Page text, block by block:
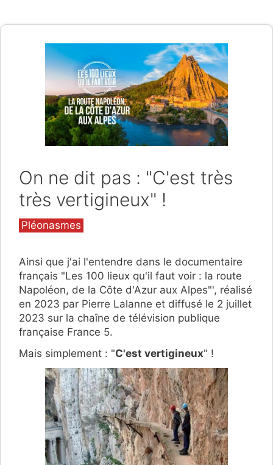
On ne dit pas : "C'est très
très vertigineux" !
Catégories
Pléonasmes
Ainsi que j'ai l'entendre dans le documentaire
français "Les 100 lieux qu'il faut voir : la route
Napoléon, de la Côte d'Azur aux Alpes"', réalisé
en 2023 par Pierre Lalanne et diffusé le 2 juillet
2023 sur la chaîne de télévision publique
française France 5.
Mais simplement : "C'est vertigineux" !